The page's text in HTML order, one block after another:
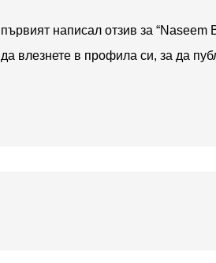
написал отзив за “Naseem
влезнете в профила си, за да